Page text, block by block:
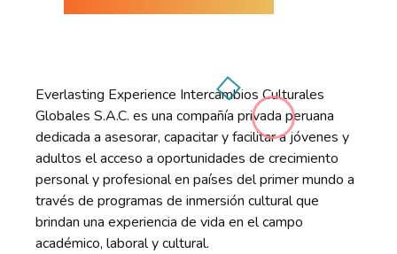
Everlasting Experience Intercambios Culturales
Globales S.A.C. es una compañía privada peruana
dedicada a asesorar, capacitar y facilitar a jóvenes y
adultos el acceso a oportunidades de crecimiento
personal y profesional en países del primer mundo a
través de programas de inmersión cultural que
brindan una experiencia de vida en el campo
académico, laboral y cultural.​